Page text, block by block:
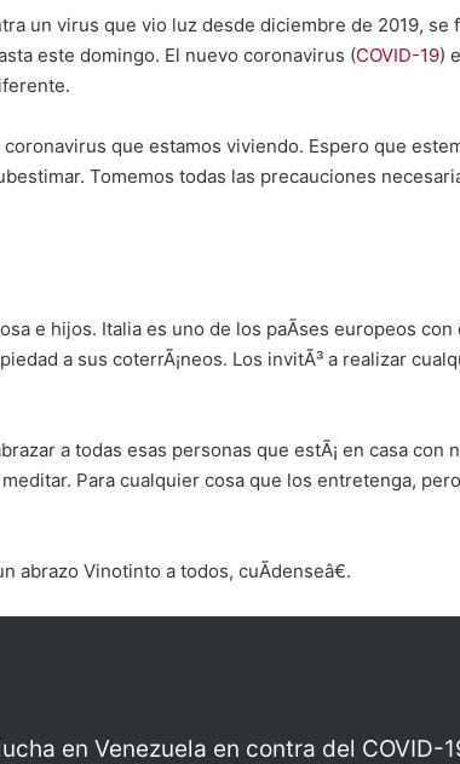
un virus que vio luz desde diciembre de 2019, se
este domingo. El nuevo coronavirus (COVID-19)
que estamos viviendo. Espero que
Tomemos todas las precauciones
e hijos. Italia es uno de los paÃ­ses europeos con
a sus coterrÃ¡neos. Los invitÃ³ a realizar
a todas esas personas que estÃ¡ en casa con
Para cualquier cosa que los entretenga,
abrazo Vinotinto a todos, cuÃ­denseâ€.
en Venezuela en contra del COVID-